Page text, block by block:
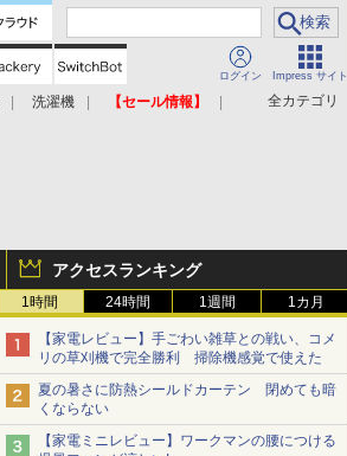
ログイン Impress サイト
全カテゴリ
洗濯機
【セール情報】
アクセスランキング
1時間 24時間 1週間 1カ月
【家電レビュー】手ごわい雑草との戦い、コメ
リの草刈機で完全勝利 掃除機感覚で使えた
夏の暑さに防熱シールドカーテン 閉めても暗
くならない
【家電ミニレビュー】ワークマンの腰につける